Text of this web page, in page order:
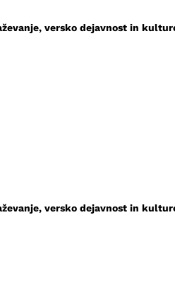
versko dejavnost in
versko dejavnost in